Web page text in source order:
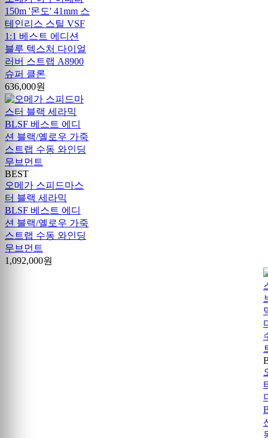
150m '몬도' 41mm 스
테인리스 스틸 VSF
1:1 베스트 에디션
블루 텍스처 다이얼
러버 스트랩 A8900
슈퍼 클론
636,000원
BEST
오메가 스피드마스
터 블랙 세라믹
BLSF 베스트 에디
션 블랙/옐로우 가죽
스트랩 수동 와인딩
무브먼트
1,092,000원